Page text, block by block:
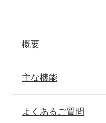
概要
主な機能
よくあるご質問